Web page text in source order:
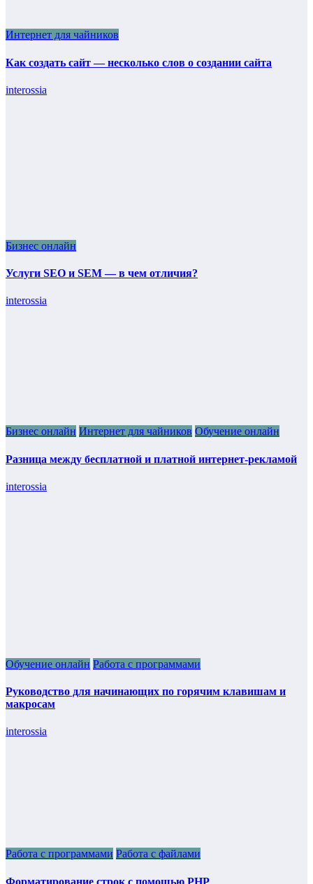
Интернет для чайников
Как создать сайт — несколько слов о создании сайта
interossia
Бизнес онлайн
Услуги SEO и SEM — в чем отличия?
interossia
Бизнес онлайн Интернет для чайников Обучение онлайн
Разница между бесплатной и платной интернет-рекламой
interossia
Обучение онлайн Работа с программами
Руководство для начинающих по горячим клавишам и
макросам
interossia
Работа с программами Работа с файлами
Форматирование строк с помощью PHP